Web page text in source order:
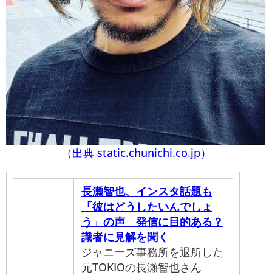
（出典 static.chunichi.co.jp）
長瀬智也、インスタ話題も
「彼はどうしたいんでしょ
う」の声 発信に目的ある？
識者に見解を聞く
ジャニーズ事務所を退所した
元TOKIOの長瀬智也さん